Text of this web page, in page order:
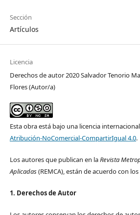
Sección
Artículos
Licencia
Derechos de autor 2020 Salvador Tenorio
Flores (Autor/a)
Esta obra está bajo una licencia internacional
Atribución-NoComercial-CompartirIgual 4.0.
Los autores que publican en laRevista
Aplicadas(REMCA), están de acuerdo con
1. Derechos de Autor